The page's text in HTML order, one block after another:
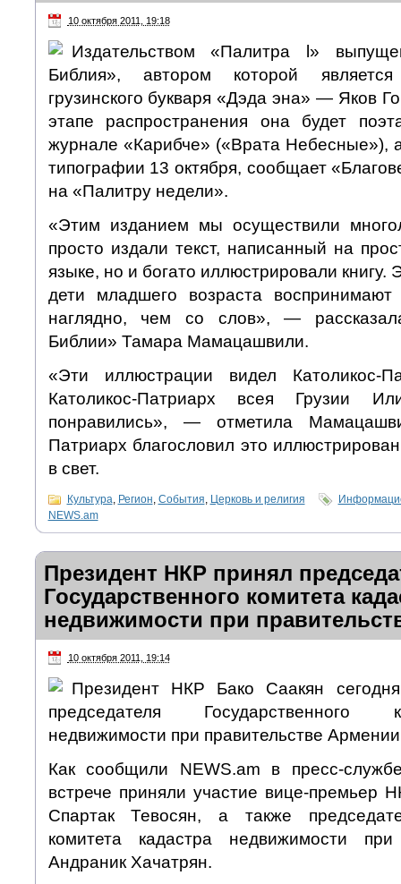
10 октября 2011, 19:18
Издательством «Палитра l»
Библия», автором которой
грузинского букваря «Дэда эна» — Яков
этапе распространения она будет
журнале «Карибче» («Врата Небесные»),
типографии 13 октября, сообщает
на «Палитру недели».
«Этим изданием мы осуществили
просто издали текст, написанный на
языке, но и богато иллюстрировали книгу.
дети младшего возраста
наглядно, чем со слов», —
Библии» Тамара Мамацашвили.
«Эти иллюстрации видел Католикос-
Католикос-Патриарх всея
понравились», — отметила
Патриарх благословил это
в свет.
Культура, Регион, События, Церковь и религия
NEWS.am
Президент НКР принял
Государственного комитета
недвижимости при
10 октября 2011, 19:14
Президент НКР Бако Саакян
председателя Государственного
недвижимости при правительстве
Как сообщили NEWS.am в пресс-
встрече приняли участие вице-премьер
Спартак Тевосян, а также
комитета кадастра недвижимости
Андраник Хачатрян.